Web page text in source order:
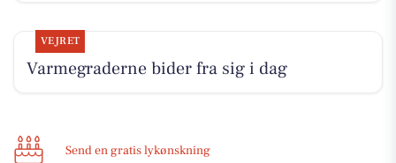
VEJRET
Varmegraderne bider fra sig i dag
Send en gratis lykønskning